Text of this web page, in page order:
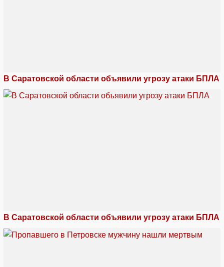
В Саратовской области объявили угрозу атаки БПЛА
В Саратовской области объявили угрозу атаки БПЛА